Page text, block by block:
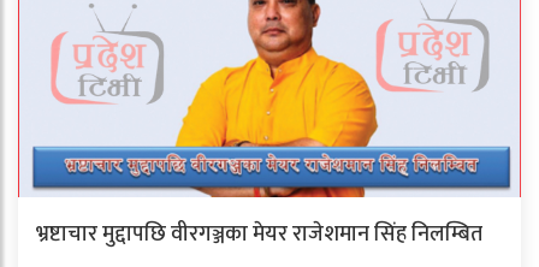
भ्रष्टाचार मुद्दापछि वीरगञ्जका मेयर राजेशमान सिंह निलम्बित